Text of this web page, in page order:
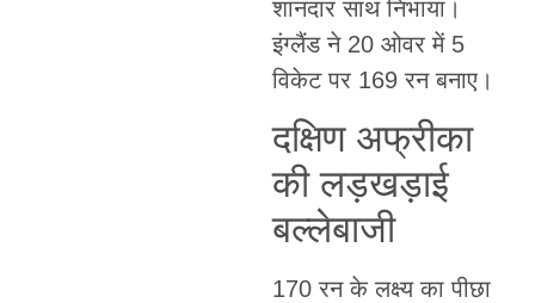
शानदार साथ निभाया।
इंग्लैंड ने 20 ओवर में 5
विकेट पर 169 रन बनाए।
दक्षिण अफ्रीका
की लड़खड़ाई
बल्लेबाजी
170 रन के लक्ष्य का पीछा